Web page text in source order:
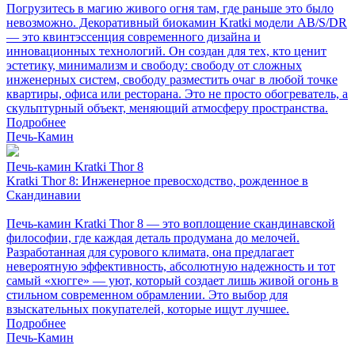
Погрузитесь в магию живого огня там, где раньше это было
невозможно. Декоративный биокамин Kratki модели AB/S/DR
— это квинтэссенция современного дизайна и
инновационных технологий. Он создан для тех, кто ценит
эстетику, минимализм и свободу: свободу от сложных
инженерных систем, свободу разместить очаг в любой точке
квартиры, офиса или ресторана. Это не просто обогреватель, а
скульптурный объект, меняющий атмосферу пространства.
Подробнее
Печь-Камин
Печь-камин Kratki Thor 8
Kratki Thor 8: Инженерное превосходство, рожденное в
Скандинавии
Печь-камин Kratki Thor 8 — это воплощение скандинавской
философии, где каждая деталь продумана до мелочей.
Разработанная для сурового климата, она предлагает
невероятную эффективность, абсолютную надежность и тот
самый «хюгге» — уют, который создает лишь живой огонь в
стильном современном обрамлении. Это выбор для
взыскательных покупателей, которые ищут лучшее.
Подробнее
Печь-Камин